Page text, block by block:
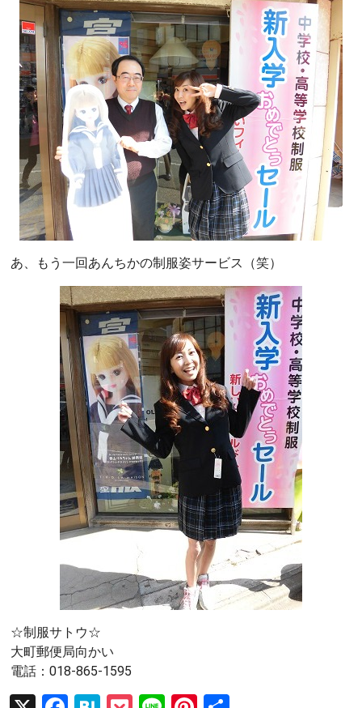
あ、もう一回あんちかの制服姿サービス（笑）
☆制服サトウ☆
大町郵便局向かい
電話：018-865-1595